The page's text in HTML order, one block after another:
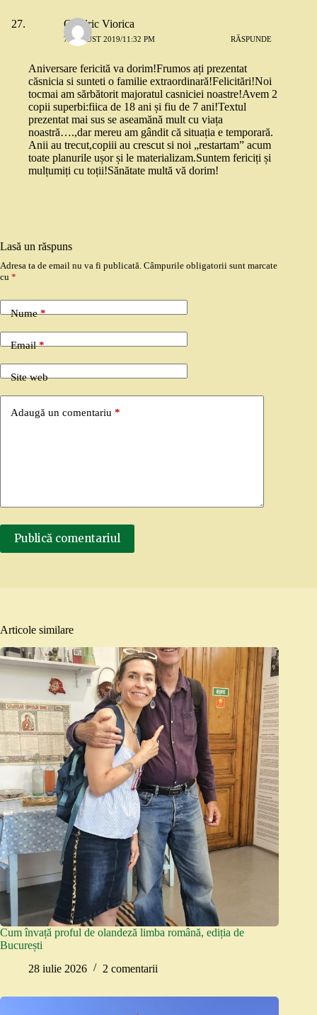
Chedric Viorica
7 AUGUST 2019/11:32 PM RĂSPUNDE
Aniversare fericită va dorim!Frumos ați prezentat
căsnicia si sunteti o familie extraordinară!Felicitări!Noi
tocmai am sărbătorit majoratul casniciei noastre!Avem 2
copii superbi:fiica de 18 ani și fiu de 7 ani!Textul
prezentat mai sus se aseamănă mult cu viața
noastră….,dar mereu am gândit că situația e temporară.
Anii au trecut,copiii au crescut si noi „restartam” acum
toate planurile ușor și le materializam.Suntem fericiți și
mulțumiți cu toții!Sănătate multă vă dorim!
Lasă un răspuns
Adresa ta de email nu va fi publicată. Câmpurile obligatorii sunt marcate
cu *
Nume*
Email*
Site web
Adaugă un comentariu *
Publică comentariul
Articole similare
Cum învață proful de olandeză limba română, ediția de
București
28 iulie 2026
2 comentarii